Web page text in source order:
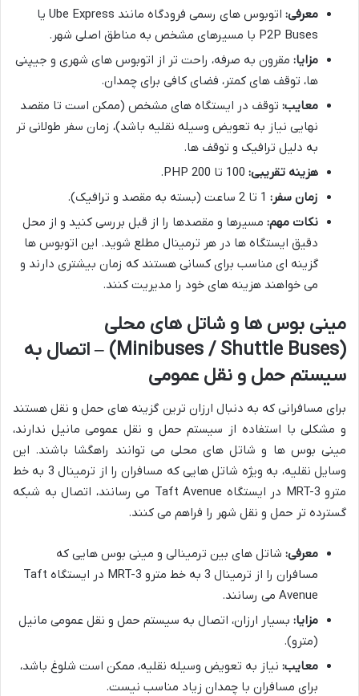
معرفی:
اتوبوس های رسمی فرودگاه مانند Ube Express یا
P2P Buses با مسیرهای مشخص به مناطق اصلی شهر.
مزایا: مقرون به صرفه، راحت تر از اتوبوس های شهری و جیپنی
ها، توقف های کمتر، فضای کافی برای چمدان.
معایب: توقف در ایستگاه های مشخص (ممکن است تا مقصد
نهایی نیاز به تعویض وسیله نقلیه باشد)، زمان سفر طولانی تر
به دلیل ترافیک و توقف ها.
هزینه تقریبی:
زمان سفر:
نکات مهم: مسیرها و مقصدها را از قبل بررسی کنید و از محل
دقیق ایستگاه ها در هر ترمینال مطلع شوید. این اتوبوس ها
گزینه ای مناسب برای کسانی هستند که زمان بیشتری دارند و
می خواهند هزینه های خود را مدیریت کنند.
مینی بوس ها و شاتل های محلی
(Minibuses / Shuttle Buses) – اتصال به
سیستم حمل و نقل عمومی
برای مسافرانی که به دنبال ارزان ترین گزینه های حمل و نقل هستند
و مشکلی با استفاده از سیستم حمل و نقل عمومی مانیل ندارند،
مینی بوس ها و شاتل های محلی می توانند راهگشا باشند. این
وسایل نقلیه، به ویژه شاتل هایی که مسافران را از ترمینال 3 به خط
مترو MRT-3 در ایستگاه Taft Avenue می رسانند، اتصال به شبکه
گسترده تر حمل و نقل شهر را فراهم می کنند.
معرفی: شاتل های بین ترمینالی و مینی بوس هایی که
مسافران را از ترمینال 3 به خط مترو MRT-3 در ایستگاه Taft
Avenue می رسانند.
مزایا: بسیار ارزان، اتصال به سیستم حمل و نقل عمومی مانیل
(مترو).
معایب: نیاز به تعویض وسیله نقلیه، ممکن است شلوغ باشد،
برای مسافران با چمدان زیاد مناسب نیست.